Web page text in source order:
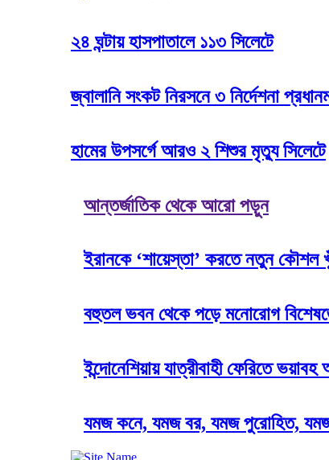
২৪ ঘন্টায় হাসপাতালে ১১৩ সিলেটে
জ্বালানি সংকট নিরসনে ৩ নির্দেশনা
হামের উপসর্গে আরও ২ শিশুর মৃত্যু সিলেটে
আন্তর্জাতিক থেকে আরো পড়ুন
ইরানকে ‘শায়েস্তা’ করতে নতুন কৌশল
বহুতল ভবন থেকে পড়ে মনোরোগ
ইন্দোনেশিয়ায় যাত্রীবাহী ফেরিতে
যমজ কনে, যমজ বর, যমজ পুরোহিত,